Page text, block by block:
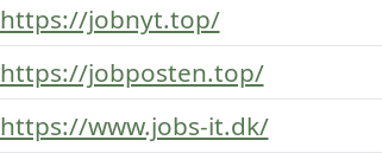
https://jobnyt.top/
https://jobposten.top/
https://www.jobs-it.dk/